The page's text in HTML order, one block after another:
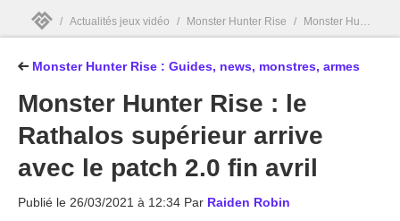
MGG
/ Actualités jeux vidéo / Monster Hunter Rise / Monster Hunter Rise, guide complet : Monstres, armes, astuces...
Monster Hunter Rise : Guides, news, monstres, armes
Monster Hunter Rise : le
Rathalos supérieur arrive
avec le patch 2.0 fin avril
Publié le 26/03/2021 à 12:34 Par Raiden Robin